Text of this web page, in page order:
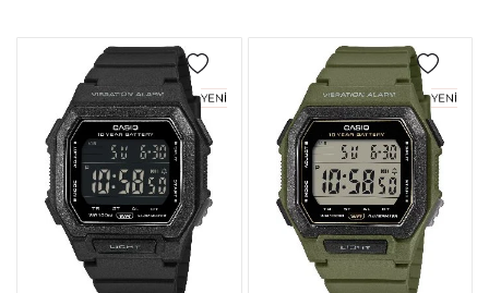
7.585,05 ₺
4 1.934,22 ₺ 7.736,88 ₺
5 1.578,80 ₺ 7.894,00 ₺
6 1.343,10 ₺ 8.058,60 ₺
8.230,18 ₺
- İnternet mağazamızdan yapacağınız tüm alışverişlerde
Türkiye'nin her yerine 2.500₺ ve üzeri alışverişlerde Yurtiçi
Kargo ile ücretsiz gönderilir.
İade
- Kargonuz elinize ulaştığı tarihten itibaren 14 gün içerisinde
iade edebilirsiniz.